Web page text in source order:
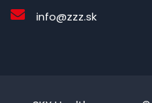
info@zzz.sk